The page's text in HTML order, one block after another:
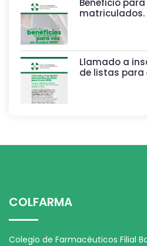
Beneficio
matriculados.
Llamado a
de listas para
COLFARMA
Colegio de Farmacéuticos Filial